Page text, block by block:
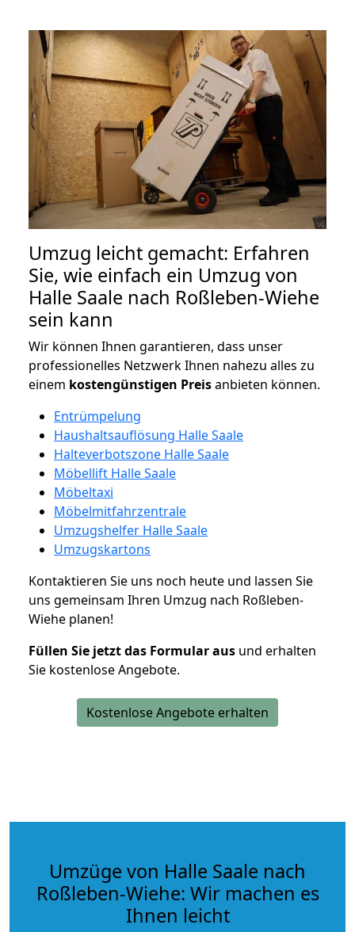
Umzug leicht gemacht: Erfahren
Sie, wie einfach ein Umzug von
Halle Saale nach Roßleben-Wiehe
sein kann
Wir können Ihnen garantieren, dass unser
professionelles Netzwerk Ihnen nahezu alles zu
einem kostengünstigen Preisanbieten können.
Entrümpelung
Haushaltsauflösung Halle Saale
Halteverbotszone Halle Saale
Möbellift Halle Saale
Möbeltaxi
Möbelmitfahrzentrale
Umzugshelfer Halle Saale
Umzugskartons
Kontaktieren Sie uns noch heute und lassen Sie
uns gemeinsam Ihren Umzug nach Roßleben-
Wiehe planen!
Füllen Sie jetzt das Formular aus und erhalten
Sie kostenlose Angebote.
Kostenlose Angebote erhalten
Umzüge von Halle Saale nach
Roßleben-Wiehe: Wir machen es
Ihnen leicht